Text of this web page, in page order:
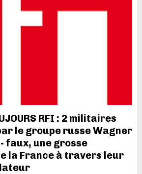
RFI : 2 militaires
le groupe russe Wagner
faux, une grosse
la France à travers leur